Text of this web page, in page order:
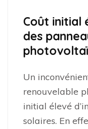
Coût initial
des
Un
renouvelable
initial élevé
solaires. En